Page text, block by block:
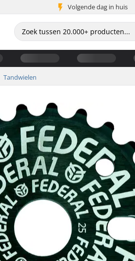
Volgende dag in huis
Tandwielen